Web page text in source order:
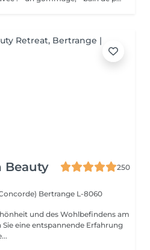
Beauty
250
Bertrange L-8060
und des Wohlbefindens am
eine entspannende Erfahrung